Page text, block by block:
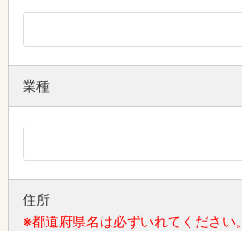
業種
住所
※都道府県名は必ずいれてください。